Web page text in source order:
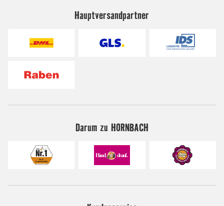
Hauptversandpartner
Darum zu HORNBACH